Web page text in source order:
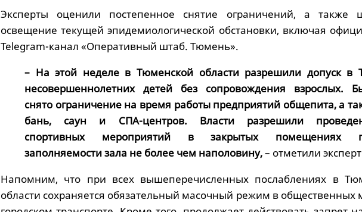
Эксперты оценили постепенное снятие ограничений, а также
освещение текущей эпидемиологической обстановки, включая
Telegram-канал «Оперативный штаб. Тюмень».
– На этой неделе в Тюменской области разрешили допуск в
несовершеннолетних детей без сопровождения взрослых.
снято ограничение на время работы предприятий общепита, а
бань, саун и СПА-центров. Власти разрешили
спортивных мероприятий в закрытых помещениях
заполняемости зала не более чем наполовину,– отметили
Напомним, что при всех вышеперечисленных послаблениях в
области сохраняется обязательный масочный режим в общественных